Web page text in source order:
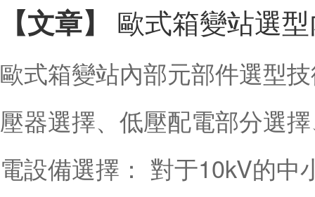
【文章】 歐式箱變站選
歐式箱變站內部元部件選型
壓器選擇、低壓配電部分選
電設備選擇： 對于10kV的